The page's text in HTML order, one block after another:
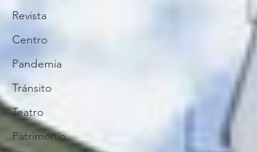
Revista
Centro
Pandemia
Tránsito
Teatro
Patrimonio